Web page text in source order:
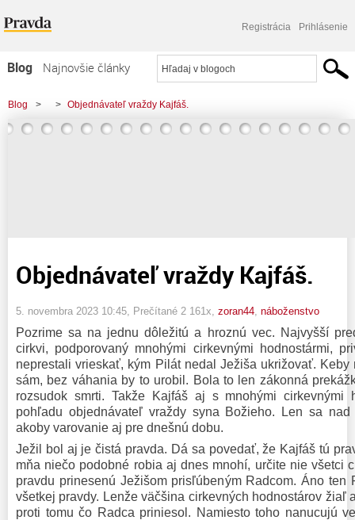
Registrácia Prihlásenie
Blog
Najnovšie články
Najčítanejšie články
Najkomentovanejšie články
Blog > > Objednávateľ vraždy Kajfáš.
Objednávateľ vraždy Kajfáš.
5. novembra 2023 10:45 , Prečítané 2 161x, zoran44 náboženstvo
Pozrime sa na jednu dôležitú a hroznú vec. Najvyšší
cirkvi, podporovaný mnohými cirkevnými hodnostármi,
neprestali vrieskať, kým Pilát nedal Ježiša ukrižovať.
sám, bez váhania by to urobil. Bola to len zákonná
rozsudok smrti. Takže Kajfáš aj s mnohými cirkevnými
pohľadu objednávateľ vraždy syna Božieho. Len sa
akoby varovanie aj pre dnešnú dobu.
Ježil bol aj je čistá pravda. Dá sa povedať, že Kajfáš tú
mňa niečo podobné robia aj dnes mnohí, určite nie všetci
pravdu prinesenú Ježišom prisľúbeným Radcom. Áno
všetkej pravdy. Lenže väčšina cirkevných hodnostárov žiaľ
proti tomu čo Radca priniesol. Namiesto toho nanucujú